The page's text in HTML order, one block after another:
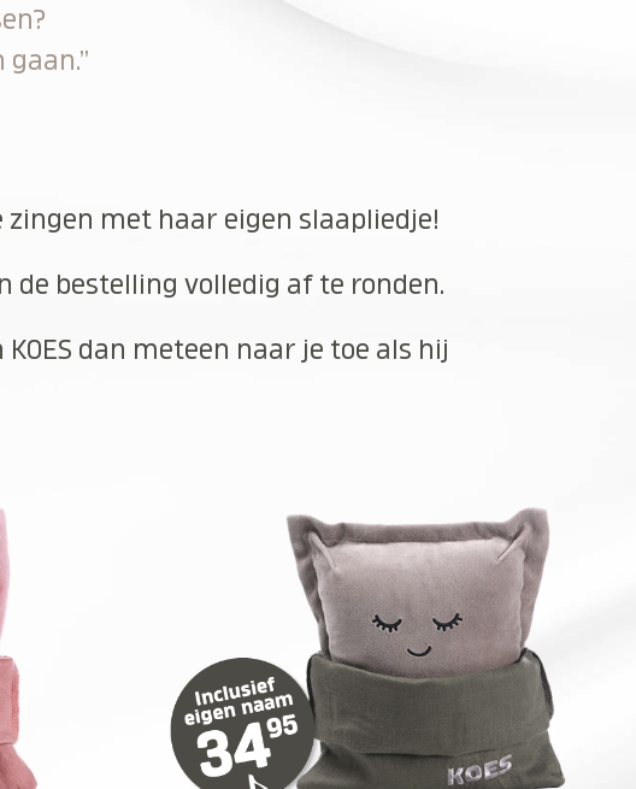
zingen met haar eigen slaapliedje!
de bestelling volledig af te ronden.
dan meteen naar je toe als hij